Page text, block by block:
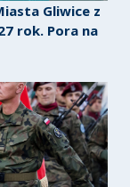
Gliwice z
rok. Pora na